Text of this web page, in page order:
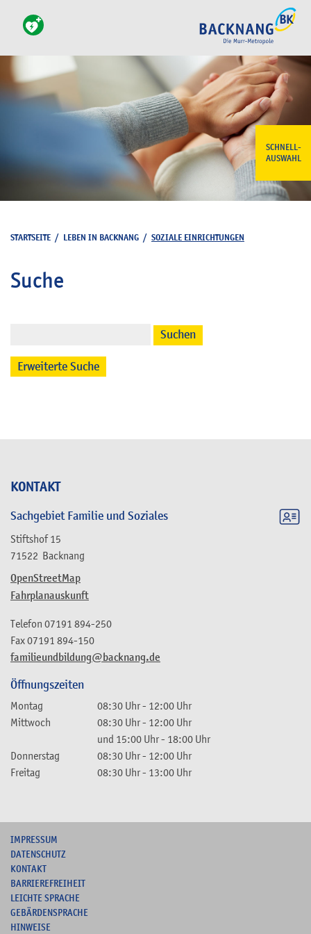
SCHNELL-
AUSWAHL
KONTAKT
Sachgebiet Familie und Soziales
Stiftshof 15
71522 Backnang
OpenStreetMap
Fahrplanauskunft
familieundbildung@backnang.de
Telefon 07191 894-250
Fax07191 894-150
Öffnungszeiten
Montag 08:30 Uhr- 12:00 Uhr
Mittwoch
08:30 Uhr- 12:00 Uhr
und 15:00 Uhr- 18:00 Uhr
Donnerstag
08:30 Uhr- 12:00 Uhr
Freitag
08:30 Uhr- 13:00 Uhr
STARTSEITE / LEBEN IN BACKNANG / SOZIALE EINRICHTUNGEN
Suche
Suchen
Erweiterte Suche
IMPRESSUM
DATENSCHUTZ
KONTAKT
BARRIEREFREIHEIT
LEICHTE SPRACHE
GEBÄRDENSPRACHE
HINWEISE